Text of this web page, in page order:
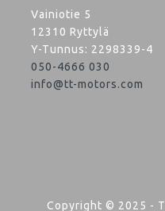
Vainiotie 5
12310 Ryttylä
Y-Tunnus: 2298339-4
050-4666 030
info@tt-motors.com
Copyright © 2025 -